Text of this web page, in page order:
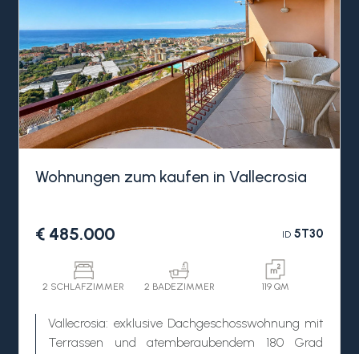
Wohnungen zum kaufen in Vallecrosia
€ 485.000 ID5T30
2 SCHLAFZIMMER 2 BADEZIMMER 119 QM
Vallecrosia: exklusive Dachgeschosswohnung mit
Terrassen und atemberaubendem 180 Grad